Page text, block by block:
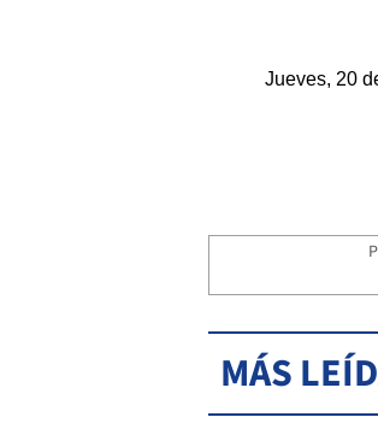
Jueves, 20
MÁS